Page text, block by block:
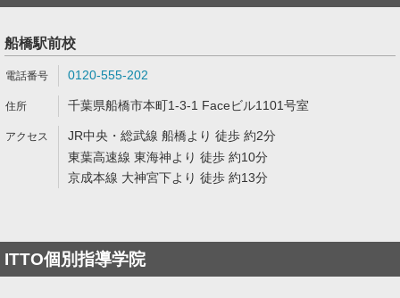
船橋駅前校
0120-555-202
千葉県船橋市本町1-3-1 Faceビル1101号室
JR中央・総武線 船橋より 徒歩 約2分
東葉高速線 東海神より 徒歩 約10分
京成本線 大神宮下より 徒歩 約13分
ITTO個別指導学院